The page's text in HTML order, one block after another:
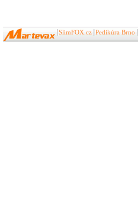
SlimFOX.cz Pedikúra Brno